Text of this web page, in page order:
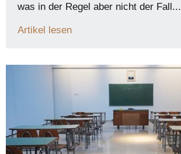
was in der Regel aber nicht der Fall...
Artikel lesen